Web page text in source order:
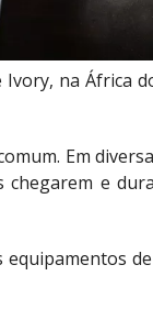
na África
Em
chegarem e
equipamentos